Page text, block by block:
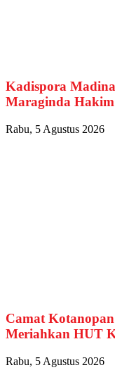
Kadispora
Maraginda
Rabu, 5 Agustus 2026
Camat
Meriahkan HUT
Rabu, 5 Agustus 2026